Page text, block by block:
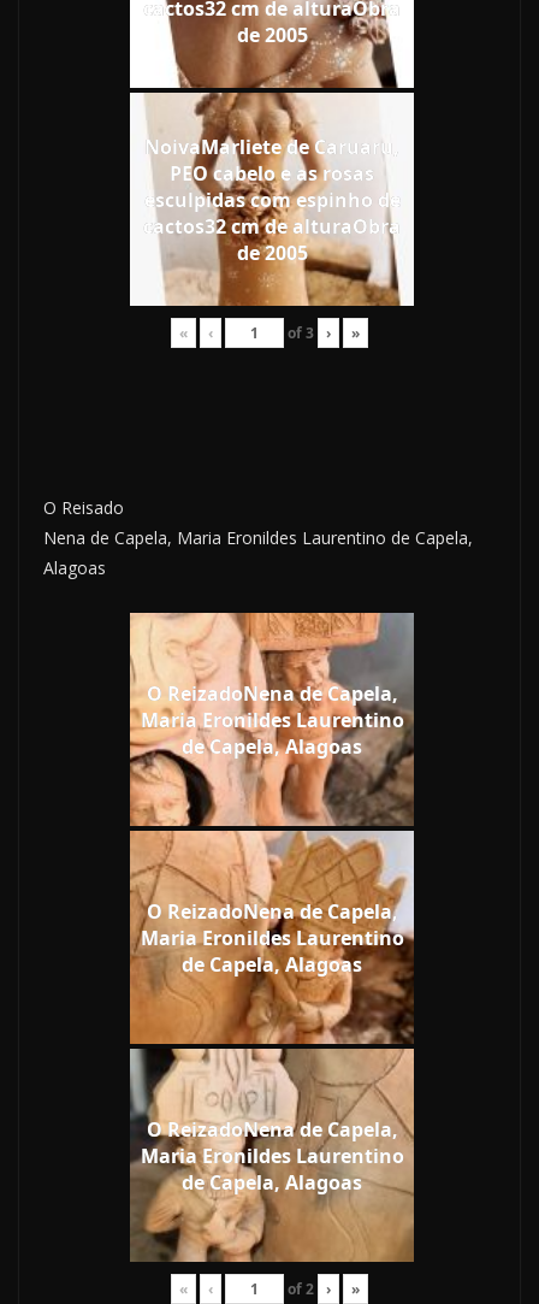
cactos32 cm de alturaObra
de 2005
NoivaMarliete de Caruaru,
PEO cabelo e as rosas
esculpidas com espinho de
cactos32 cm de alturaObra
de 2005
« ‹ of3 › »
O Reisado
Nena de Capela, Maria Eronildes Laurentino de Capela,
Alagoas
O ReizadoNena de Capela,
Maria Eronildes Laurentino
de Capela, Alagoas
O ReizadoNena de Capela,
Maria Eronildes Laurentino
de Capela, Alagoas
O ReizadoNena de Capela,
Maria Eronildes Laurentino
de Capela, Alagoas
« ‹ of2 › »